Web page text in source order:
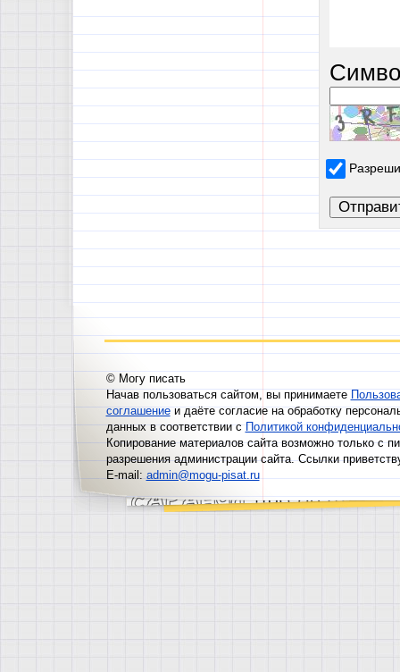
© Могу писать
Начав пользоваться сайтом, вы принимаете
соглашениеи даёте согласие на обработку
данных в соответствии сПолитикой
Копирование материалов сайта возможно только с
разрешения администрации сайта. Ссылки
E-mail:admin@mogu-pisat.ru